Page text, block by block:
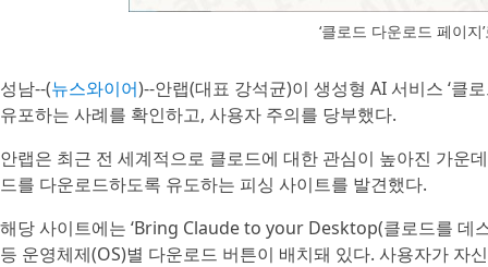
‘클로드 다운로드 페이
성남--(뉴스와이어)--안랩(대표 강석균)이 생성형 AI 서비스 ‘클
유포하는 사례를 확인하고, 사용자 주의를 당부했다.
안랩은 최근 전 세계적으로 클로드에 대한 관심이 높아진 가운
드를 다운로드하도록 유도하는 피싱 사이트를 발견했다.
해당 사이트에는 ‘Bring Claude to your Desktop(클로드를 데
등 운영체제(OS)별 다운로드 버튼이 배치돼 있다. 사용자가 자